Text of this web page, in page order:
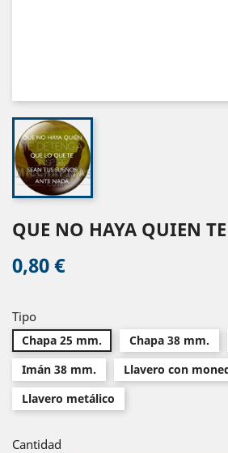
QUE NO HAYA QUIEN
0,80 €
Tipo
Chapa 25 mm. Chapa 38 mm.
Imán 38 mm.
Llavero con
Llavero metálico
Cantidad